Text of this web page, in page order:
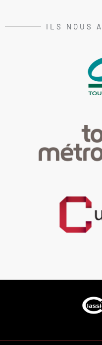
ILS NOUS